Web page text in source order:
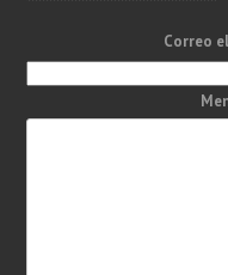
Correo